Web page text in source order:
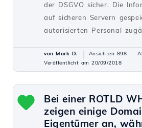
der DSGVO sicher. Die
auf sicheren Servern
autorisierten Personal
von Mark D. Ansichten 898
Veröffentlicht am 20/09/2018
Bei einer ROTLD
zeigen einige
Eigentümer an,